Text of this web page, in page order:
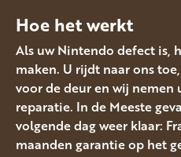
Hoe het werkt
Als uw Nintendo defect is,
maken. U rijdt naar ons
voor de deur en wij nemen
reparatie. In de Meeste
volgende dag weer klaar:
maanden garantie op het